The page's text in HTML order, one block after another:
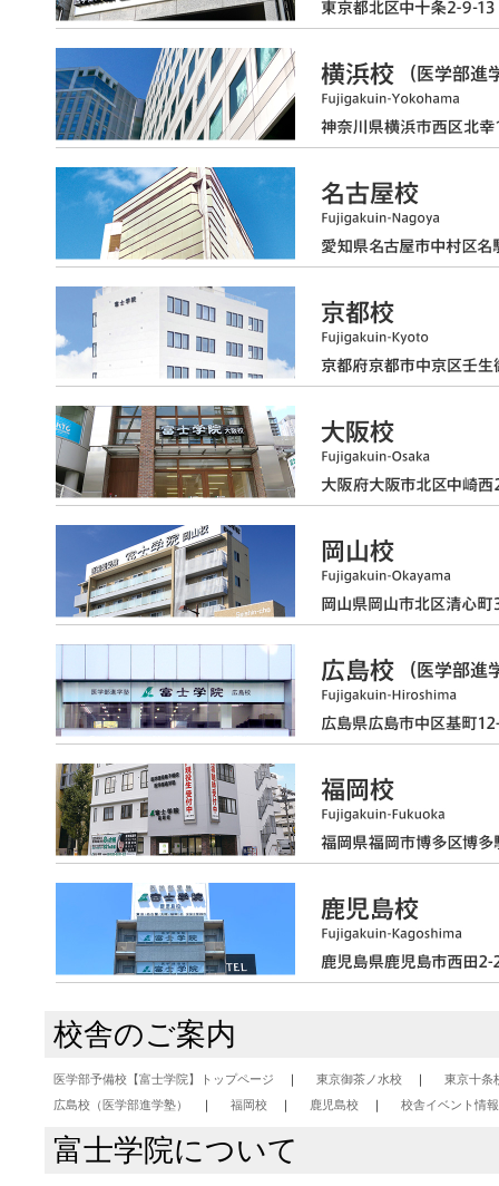
校舎のご案内
医学部予備校【富士学院】トップページ 東京御茶ノ水校
東京十条
広島校（医学部進学塾）
福岡校 鹿児島校 校舎イベント情報
富士学院について